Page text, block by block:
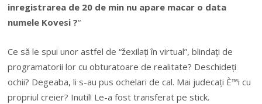
inregistrarea de 20 de min nu apare macar o data
numele Kovesi ?“
Ce să le spui unor astfel de “žexilați în virtual”, blindați de
programatorii lor cu obturatoare de realitate? Deschideți
ochii? Degeaba, li s-au pus ochelari de cal. Mai judecați È™i cu
propriul creier? Inutil! Le-a fost transferat pe stick.